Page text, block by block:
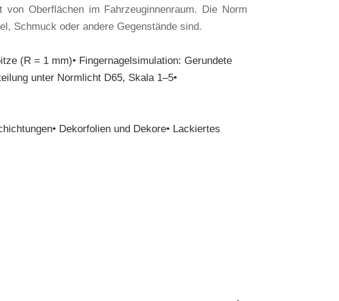
Oberflächen im Fahrzeuginnenraum. Die Norm
Schmuck oder andere Gegenstände sind.
(R = 1 mm)• Fingernagelsimulation: Gerundete
unter Normlicht D65, Skala 1–5•
Dekorfolien und Dekore• Lackiertes